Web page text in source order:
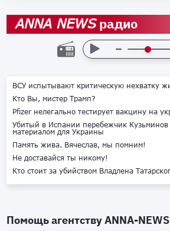
ANNA NEWSрадио
ВСУ испытывают критическую нехватку
Кто Вы, мистер Трамп?
Pfizer нелегально тестирует вакцину на
Убитый в Испании перебежчик Кузьминов
материалом для Украины
Память жива. Вячеслав, мы помним!
Не доставайся ты никому!
Кто стоит за убийством Владлена
Помощь агентствуANNA-NEWS